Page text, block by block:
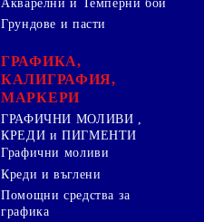
Акварелни и Темперни бои
Грундове и пасти
ГРАФИКА,
КАЛИГРАФИЯ,
МАРКЕРИ
ГРАФИЧНИ МОЛИВИ ,
КРЕДИ и ПИГМЕНТИ
Графични моливи
Креди и въглени
Помощни средства за
графика